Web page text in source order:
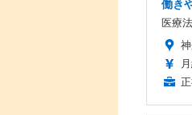
働き
医療